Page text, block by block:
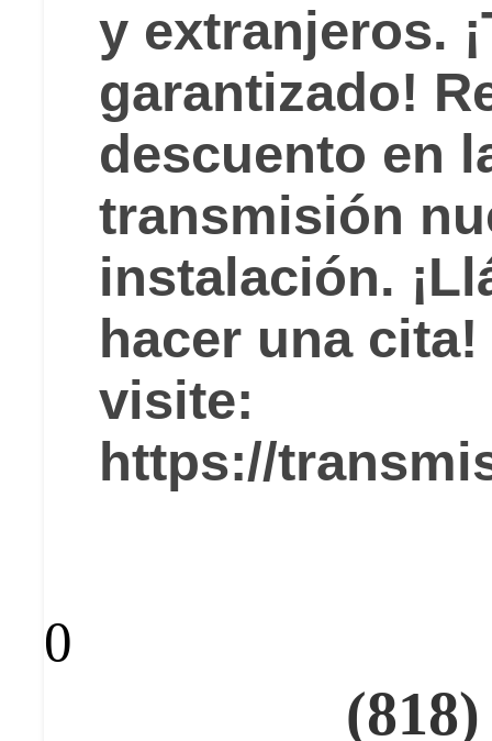
y extranjeros.
garantizado!
descuento en
transmisión
instalación.
hacer una cita!
visite:
https://
0